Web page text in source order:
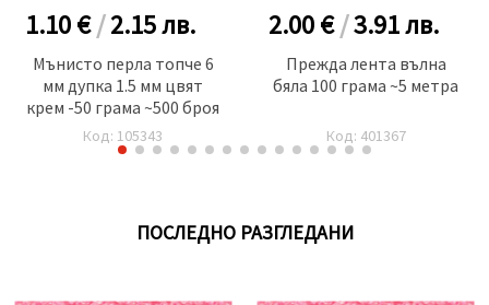
1.10 €/2.15лв.
Мънисто перла топче 6
мм дупка 1.5 мм цвят
крем -50 грама ~500 броя
Код: 105343
2.00 €/3.91лв.
Прежда лента вълна
бяла 100 грама ~5 метра
Код: 401367
ПОСЛЕДНО РАЗГЛЕДАНИ